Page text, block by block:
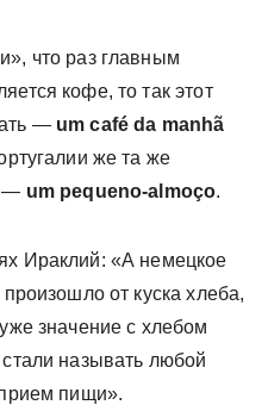
что раз главным
кофе, то так этот
— um café da manhã
же та же
— um pequeno-almoço.
Ираклий: «А немецкое
произошло от куска хлеба,
значение с хлебом
называть любой
пищи».